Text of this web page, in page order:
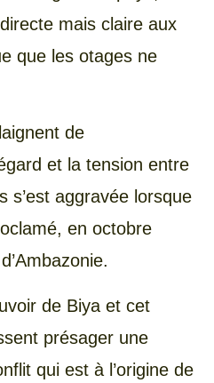
mais claire aux
que les otages ne
de
et la tension entre
s’est aggravée lorsque
en octobre
de Biya et cet
présager une
qui est à l’origine de